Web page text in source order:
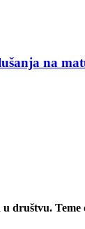
na
u društvu.